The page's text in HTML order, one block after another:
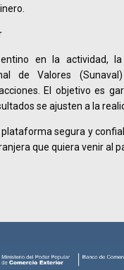
en la actividad,
de Valores
El objetivo es
se ajusten a la
plataforma segura y
que quiera venir al